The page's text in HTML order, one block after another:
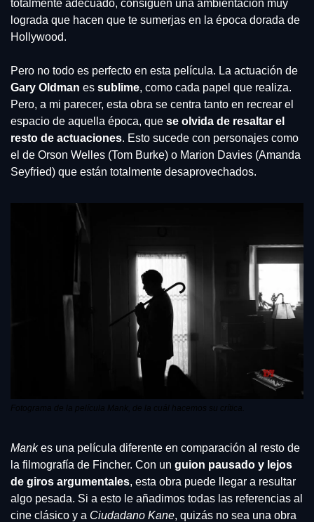
totalmente adecuado, consiguen una ambientación muy
lograda que hacen que te sumerjas en la época dorada de
Hollywood.
Gary Oldman es sublime, como cada papel que realiza.
Pero, a mi parecer, esta obra se centra tanto en recrear el
espacio de aquella época, que se olvida de resaltar el
resto de actuaciones. Esto sucede con personajes como
el de Orson Welles (Tom Burke) o Marion Davies (Amanda
Seyfried) que están totalmente desaprovechados.
Fotograma de la película Mank, de la cuál hacemos su crítica.
Mank es una película diferente en comparación al resto de
la filmografía de Fincher. Con un guion pausado y lejos
de giros argumentales, esta obra puede llegar a resultar
algo pesada. Si a esto le añadimos todas las referencias al
cine clásico y a Ciudadano Kane, quizás no sea una obra